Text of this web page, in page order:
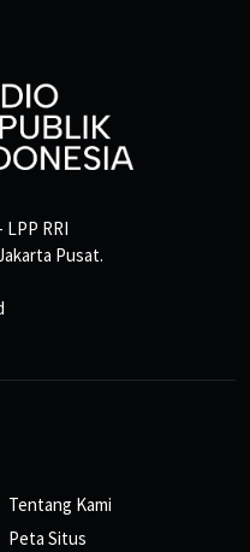
RRI
Pusat.
Tentang Kami
Peta Situs